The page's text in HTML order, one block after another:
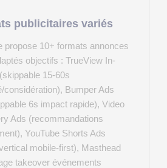
publicitaires variés
propose 10+ formats annonces
objectifs : TrueView In-
15-60s
considération), Bumper Ads
6s impact rapide), Video
Ads (recommandations
YouTube Shorts Ads
mobile-first), Masthead
takeover événements